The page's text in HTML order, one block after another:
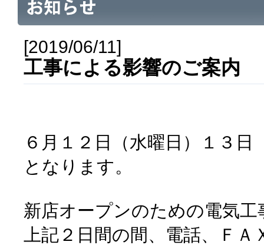
[2019/06/11]
工事による影響のご案内
６月１２日（水曜日）１３日
となります。
新店オープンのための電気
上記２日間の間、電話、Ｆ